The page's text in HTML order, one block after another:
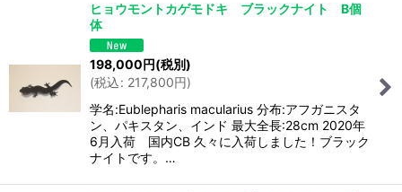
ヒョウモントカゲモドキ ブラックナイト B個
体
198,000円(税別)
(税込: 217,800円)
学名:Eublepharis macularius 分布:アフガニスタ
ン、パキスタン、インド 最大全長:28cm 2020年
6月入荷 国内CB 久々に入荷しました！ブラック
ナイトです。…